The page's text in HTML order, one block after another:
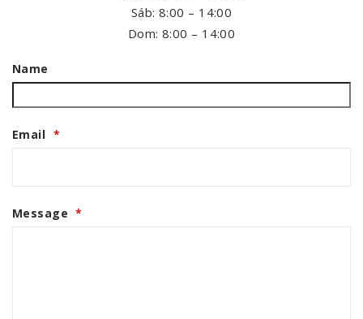
Sáb: 8:00 – 14:00
Dom: 8:00 – 14:00
Name
Email *
Message *